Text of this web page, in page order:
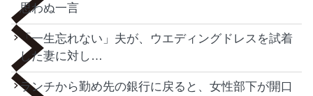
思わぬ一言
「一生忘れない」夫が、ウエディングドレスを試着
した妻に対し…
ランチから勤め先の銀行に戻ると、女性部下が開口